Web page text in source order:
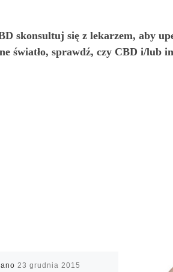
skonsultuj się z lekarzem, aby
światło, sprawdź, czy CBD i/lub
23 grudnia 2015